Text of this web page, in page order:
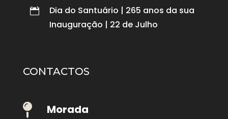

Dia do Santuário | 265 anos da sua
Inauguração | 22 de Julho
CONTACTOS
 Morada